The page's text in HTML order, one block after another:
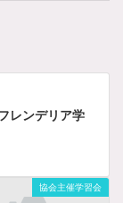
レンデリア学
協会主催学習会